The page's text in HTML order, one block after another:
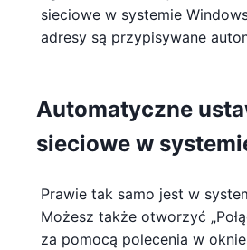
sieciowe w systemie
adresy są przypisywane
Automatyczne
sieciowe w
Prawie tak samo jest w
Możesz także otworzyć
za pomocą polecenia w oknie